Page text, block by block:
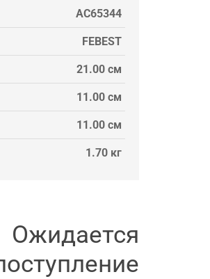
AC65344
FEBEST
21.00 см
11.00 см
11.00 см
1.70 кг
Ожидается